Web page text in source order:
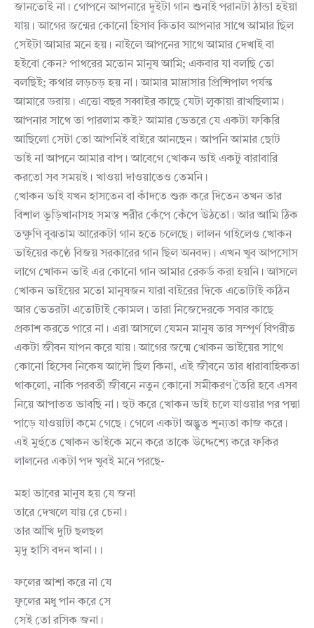
জানতোই না। গোপনে আপনারে দুইটা গান শুনাই পরানটা ঠান্ডা হইয়া
যায়। আগের জন্মের কোনো হিসাব কিতাব আপনার সাথে আমার ছিল
সেইটা আমার মনে হয়। নাইলে আপনের সাথে আমার দেখাই বা
হইবো কেন? পাথরের মতোন মানুষ আমি; একবার যা বলছি তো
বলছিই; কথার লড়চড় হয় না। আমার মাদ্রাসার প্রিন্সিপাল পর্যন্ত
আমারে ডরায়। এত্তো বছর সব্বাইর কাছে যেটা লুকায়া রাখছিলাম।
আপনার সাথে তা পারলাম কই? আমার ভেতরে যে একটা ফকিরি
আছিলো সেটা তো আপনিই বাইরে আনছেন। আপনি আমার ছোট
ভাই না আপনে আমার বাপ। আবেগে খোকন ভাই একটু বারাবারি
করতো সব সময়ই। খাওয়া দাওয়াতেও তেমনি।
খোকন ভাই যখন হাসতেন বা কাঁদতে শুরু করে দিতেন তখন তার
বিশাল ভূড়িখানাসহ সমস্ত শরীর কেঁপে কেঁপে উঠতো। আর আমি ঠিক
তক্ষুণি বুঝতাম আরেকটা গান হতে চলেছে। লালন গাইলেও খোকন
ভাইয়ের কণ্ঠে বিজয় সরকারের গান ছিল অনবদ্য। এখন খুব আপসোস
লাগে খোকন ভাই এর কোনো গান আমার রেকর্ড করা হয়নি। আসলে
খোকন ভাইয়ের মতো মানুষজন যারা বাইরের দিকে এতোটাই কঠিন
আর ভেতরটা এতোটাই কোমল। তারা নিজেদেরকে সবার কাছে
প্রকাশ করতে পারে না। এরা আসলে যেমন মানুষ তার সম্পূর্ণ বিপরীত
একটা জীবন যাপন করে যায়। আগের জন্মে খোকন ভাইয়ের সাথে
কোনো হিসেব নিকেষ আদৌ ছিল কিনা, এই জীবনে তার ধারাবাহিকতা
থাকলো, নাকি পরবর্তী জীবনে নতুন কোনো সমীকরণ তৈরি হবে এসব
নিয়ে আপাতত ভাবছি না। হুট করে খোকন ভাই চলে যাওয়ার পর পদ্মা
পাড়ে যাওয়াটা কমে গেছে। গেলে একটা অদ্ভুত শূন্যতা কাজ করে।
এই মুর্হুতে খোকন ভাইকে মনে করে তাকে উদ্দেশ্যে করে ফকির
লালনের একটা পদ খুবই মনে পরছে-
মহা ভাবের মানুষ হয় যে জনা
তারে দেখলে যায় রে চেনা।
তার আঁখি দুটি ছলছল
মৃদু হাসি বদন খানা।।
ফলের আশা করে না যে
ফুলের মধু পান করে সে
সেই তো রসিক জনা।